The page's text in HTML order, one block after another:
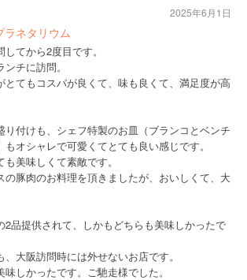
ネタリウム
てから2度目です。
チに訪問。
とてもコスパが良くて、味も良くて、満足度が高
り付けも、シェフ特製のお皿（ブランコとベンチ
もオシャレで可愛くてとても良い感じです。
美味しくて素敵です。
の豚肉のお料理を頂きましたが、おいしくて、大
2品提供されて、しかもどちらも美味しかったで
、大阪訪問時には外せないお店です。
しかったです。ご馳走様でした。
2025年6月1日